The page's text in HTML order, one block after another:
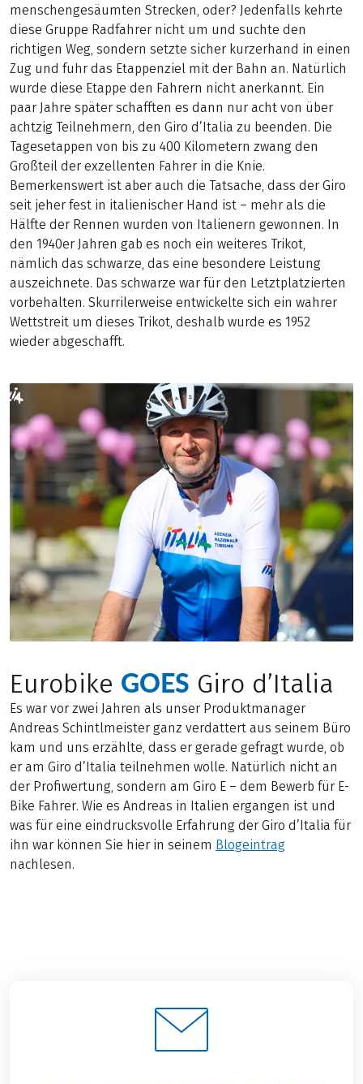
menschengesäumten Strecken, oder? Jedenfalls kehrte
diese Gruppe Radfahrer nicht um und suchte den
richtigen Weg, sondern setzte sicher kurzerhand in einen
Zug und fuhr das Etappenziel mit der Bahn an. Natürlich
wurde diese Etappe den Fahrern nicht anerkannt. Ein
paar Jahre später schafften es dann nur acht von über
achtzig Teilnehmern, den Giro d’Italia zu beenden. Die
Tagesetappen von bis zu 400 Kilometern zwang den
Großteil der exzellenten Fahrer in die Knie.
Bemerkenswert ist aber auch die Tatsache, dass der Giro
seit jeher fest in italienischer Hand ist – mehr als die
Hälfte der Rennen wurden von Italienern gewonnen. In
den 1940er Jahren gab es noch ein weiteres Trikot,
nämlich das schwarze, das eine besondere Leistung
auszeichnete. Das schwarze war für den Letztplatzierten
vorbehalten. Skurrilerweise entwickelte sich ein wahrer
Wettstreit um dieses Trikot, deshalb wurde es 1952
wieder abgeschafft.
Eurobike GOES Giro d’Italia
Es war vor zwei Jahren als unser Produktmanager
Andreas Schintlmeister ganz verdattert aus seinem Büro
kam und uns erzählte, dass er gerade gefragt wurde, ob
er am Giro d’Italia teilnehmen wolle. Natürlich nicht an
der Profiwertung, sondern am Giro E – dem Bewerb für E-
Bike Fahrer. Wie es Andreas in Italien ergangen ist und
was für eine eindrucksvolle Erfahrung der Giro d’Italia für
ihn war können Sie hier in seinem Blogeintrag
nachlesen.